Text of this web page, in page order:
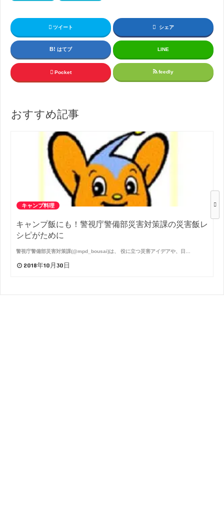
ツイート シェア
はてブ LINE
Pocket feedly
おすすめ記事
キャンプ料理
キャンプ飯にも！警視庁警備部災害対策課の災害飯レ
シピがために
警視庁警備部災害対策課(@mpd_bousai)は、 役に立つ災害アイデアや、日…
2018年10月30日